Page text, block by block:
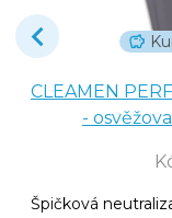
CLEAMEN
Špičková